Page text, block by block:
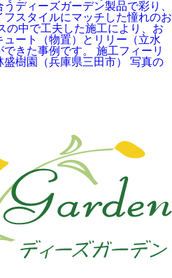
ディーズガーデン製品で彩り、
スタイルにマッチした憧れのお
の中で工夫した施工により、お
ート（物置）とリリー（立水
きた事例です。 施工フィーリ
樹園（兵庫県三田市） 写真の